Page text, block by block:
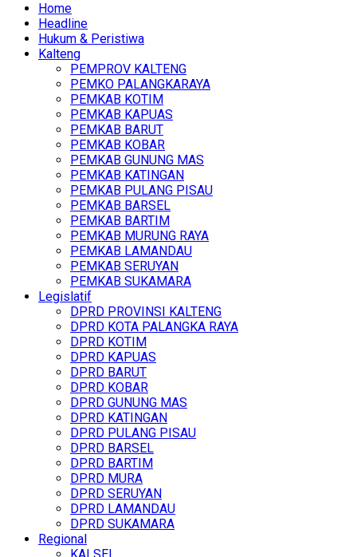
Home
Headline
Hukum & Peristiwa
Kalteng
PEMPROV KALTENG
PEMKO PALANGKARAYA
PEMKAB KOTIM
PEMKAB KAPUAS
PEMKAB BARUT
PEMKAB KOBAR
PEMKAB GUNUNG MAS
PEMKAB KATINGAN
PEMKAB PULANG PISAU
PEMKAB BARSEL
PEMKAB BARTIM
PEMKAB MURUNG RAYA
PEMKAB LAMANDAU
PEMKAB SERUYAN
PEMKAB SUKAMARA
Legislatif
DPRD PROVINSI KALTENG
DPRD KOTA PALANGKA RAYA
DPRD KOTIM
DPRD KAPUAS
DPRD BARUT
DPRD KOBAR
DPRD GUNUNG MAS
DPRD KATINGAN
DPRD PULANG PISAU
DPRD BARSEL
DPRD BARTIM
DPRD MURA
DPRD SERUYAN
DPRD LAMANDAU
DPRD SUKAMARA
Regional